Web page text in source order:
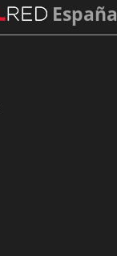
España